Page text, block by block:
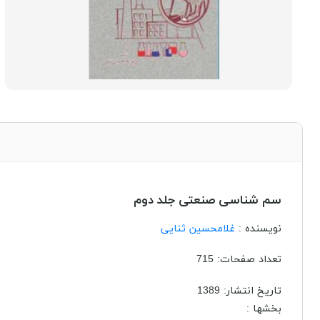
سم شناسی صنعتی جلد دوم
نویسنده : غلامحسین ثنایی
تعداد صفحات: 715
تاریخ انتشار: 1389
بخشها :